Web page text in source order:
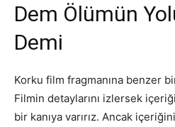
Dem Ölümün
Demi
Korku film fragmanına benzer
Filmin detaylarını izlersek
bir kanıya varırız. Ancak